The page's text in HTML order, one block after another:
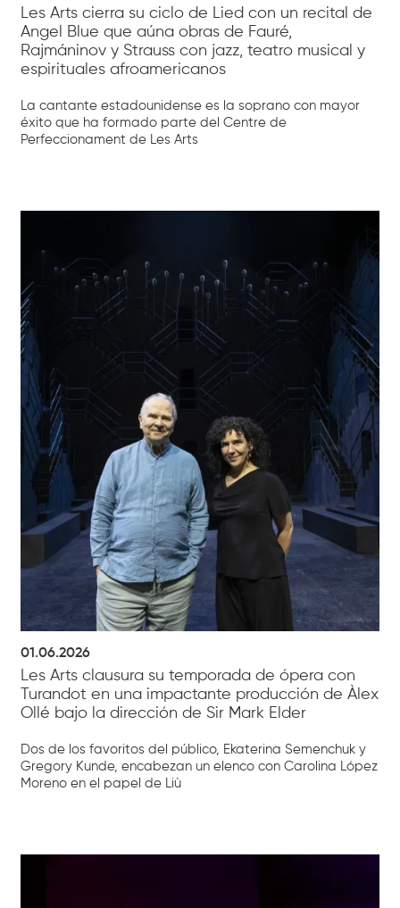
Les Arts cierra su ciclo de Lied con un recital de
Angel Blue que aúna obras de Fauré,
Rajmáninov y Strauss con jazz, teatro musical y
espirituales afroamericanos
La cantante estadounidense es la soprano con mayor
éxito que ha formado parte del Centre de
Perfeccionament de Les Arts
01.06.2026
Les Arts clausura su temporada de ópera con
Turandot en una impactante producción de Àlex
Ollé bajo la dirección de Sir Mark Elder
Dos de los favoritos del público, Ekaterina Semenchuk y
Gregory Kunde, encabezan un elenco con Carolina López
Moreno en el papel de Liù